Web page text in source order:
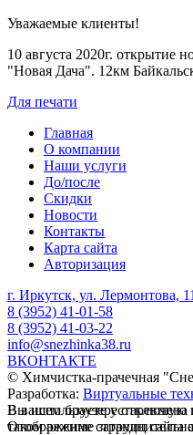
Уважаемые клиенты!
10 августа 2020г. открытие
"Новая Дача". 12км
Для печати
Главная
О компании
Наши услуги
До/после
Скидки
Новости
Контакты
Карта сайта
Авторизация
г. Иркутск, ул. Лермонтова,
8 (3952) 41-01-58
8 (3952) 41-03-22
info@snezhinka38.ru
ВКОНТАКТЕ
© Химчистка-прачечная
Разработка: Виртуальные
В вашем браузере отключена
таком режиме
Вы используете устаревшую
Отображение страниц сайта